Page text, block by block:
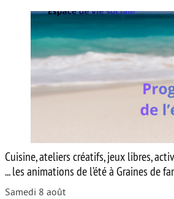
Cuisine, ateliers créatifs, jeux libres,
... les animations de l’été à Graines de
Samedi 8 août